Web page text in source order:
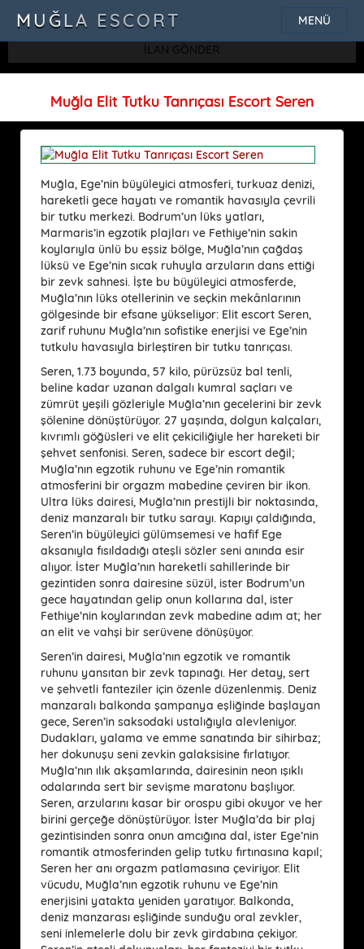
SQLSTATE[42000]: Syntax error or access violation: 1115 Unknown
character set: 'uf8'
MENÜ
MUĞLA ESCORT
İLAN GÖNDER
Muğla Elit Tutku Tanrıçası Escort Seren
Muğla, Ege’nin büyüleyici atmosferi, turkuaz denizi,
hareketli gece hayatı ve romantik havasıyla çevrili
bir tutku merkezi. Bodrum’un lüks yatları,
Marmaris’in egzotik plajları ve Fethiye’nin sakin
koylarıyla ünlü bu eşsiz bölge, Muğla’nın çağdaş
lüksü ve Ege’nin sıcak ruhuyla arzuların dans ettiği
bir zevk sahnesi. İşte bu büyüleyici atmosferde,
Muğla’nın lüks otellerinin ve seçkin mekânlarının
gölgesinde bir efsane yükseliyor: Elit escort Seren,
zarif ruhunu Muğla’nın sofistike enerjisi ve Ege’nin
tutkulu havasıyla birleştiren bir tutku tanrıçası.
Seren, 1.73 boyunda, 57 kilo, pürüzsüz bal tenli,
beline kadar uzanan dalgalı kumral saçları ve
zümrüt yeşili gözleriyle Muğla’nın gecelerini bir zevk
şölenine dönüştürüyor. 27 yaşında, dolgun kalçaları,
kıvrımlı göğüsleri ve elit çekiciliğiyle her hareketi bir
şehvet senfonisi. Seren, sadece bir escort değil;
Muğla’nın egzotik ruhunu ve Ege’nin romantik
atmosferini bir orgazm mabedine çeviren bir ikon.
Ultra lüks dairesi, Muğla’nın prestijli bir noktasında,
deniz manzaralı bir tutku sarayı. Kapıyı çaldığında,
Seren’in büyüleyici gülümsemesi ve hafif Ege
aksanıyla fısıldadığı ateşli sözler seni anında esir
alıyor. İster Muğla’nın hareketli sahillerinde bir
gezintiden sonra dairesine süzül, ister Bodrum’un
gece hayatından gelip onun kollarına dal, ister
Fethiye’nin koylarından zevk mabedine adım at; her
an elit ve vahşi bir serüvene dönüşüyor.
Seren’in dairesi, Muğla’nın egzotik ve romantik
ruhunu yansıtan bir zevk tapınağı. Her detay, sert
ve şehvetli fanteziler için özenle düzenlenmiş. Deniz
manzaralı balkonda şampanya eşliğinde başlayan
gece, Seren’in saksodaki ustalığıyla alevleniyor.
Dudakları, yalama ve emme sanatında bir sihirbaz;
her dokunuşu seni zevkin galaksisine fırlatıyor.
Muğla’nın ılık akşamlarında, dairesinin neon ışıklı
odalarında sert bir sevişme maratonu başlıyor.
Seren, arzularını kasar bir orospu gibi okuyor ve her
birini gerçeğe dönüştürüyor. İster Muğla’da bir plaj
gezintisinden sonra onun amcığına dal, ister Ege’nin
romantik atmosferinden gelip tutku fırtınasına kapıl;
Seren her anı orgazm patlamasına çeviriyor. Elit
vücudu, Muğla’nın egzotik ruhunu ve Ege’nin
enerjisini yatakta yeniden yaratıyor. Balkonda,
deniz manzarası eşliğinde sunduğu oral zevkler,
seni inlemelerle dolu bir zevk girdabına çekiyor.